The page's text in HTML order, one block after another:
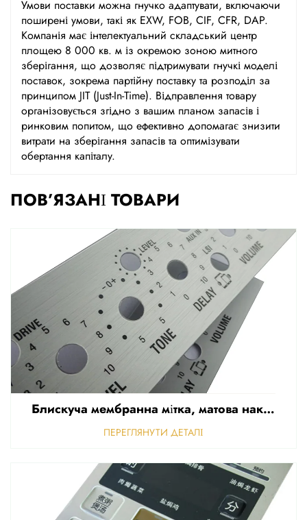
Умови поставки можна гнучко адаптувати, включаючи
поширені умови, такі як EXW, FOB, CIF, CFR, DAP.
Компанія має інтелектуальний складський центр
площею 8 000 кв. м із окремою зоною митного
зберігання, що дозволяє підтримувати гнучкі моделі
поставок, зокрема партійну поставку та розподіл за
принципом JIT (Just-In-Time). Відправлення товару
організовується згідно з вашим планом запасів і
ринковим попитом, що ефективно допомагає знизити
витрати на зберігання запасів та оптимізувати
обертання капіталу.
ПОВ’ЯЗАНІ ТОВАРИ
Блискуча мембранна мітка, матова наклейка для передньої панелі керування, рельєфна полікарбонатна графічна накладка
ПЕРЕГЛЯНУТИ ДЕТАЛІ